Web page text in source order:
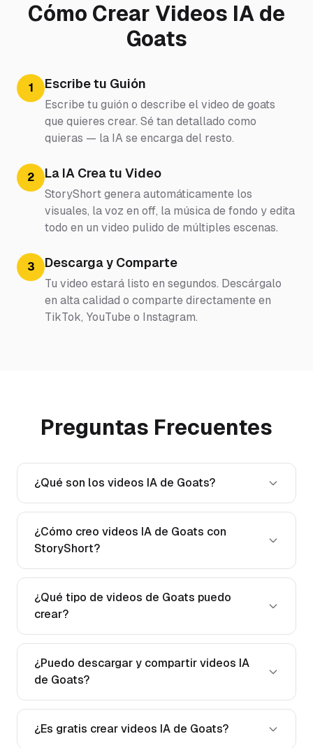
Cómo Crear Videos IA de
Goats
1 Escribe tu Guión
Escribe tu guión o describe el video de goats
que quieres crear. Sé tan detallado como
quieras — la IA se encarga del resto.
2 La IA Crea tu Video
StoryShort genera automáticamente los
visuales, la voz en off, la música de fondo y edita
todo en un video pulido de múltiples escenas.
3 Descarga y Comparte
Tu video estará listo en segundos. Descárgalo
en alta calidad o comparte directamente en
TikTok, YouTube o Instagram.
Preguntas Frecuentes
¿Qué son los videos IA de Goats?
¿Cómo creo videos IA de Goats con
StoryShort?
¿Qué tipo de videos de Goats puedo
crear?
¿Puedo descargar y compartir videos IA
de Goats?
¿Es gratis crear videos IA de Goats?